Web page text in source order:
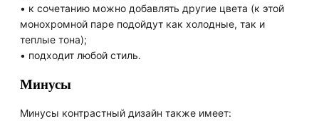
• к сочетанию можно добавлять другие цвета (к этой
монохромной паре подойдут как холодные, так и
теплые тона);
• подходит любой стиль.
Минусы
Минусы контрастный дизайн также имеет: